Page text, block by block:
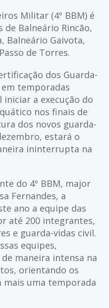
Militar (4º BBM) é
de Balneário Rincão,
Balneário Gaivota,
de Torres.
dos Guarda-
temporadas
a execução do
nos finais de
dos novos guarda-
estará o
ininterrupta na
do 4º BBM, major
Fernandes, a
ano a equipe das
até 200 integrantes,
e guarda-vidas civil.
equipes,
maneira intensa na
orientando os
mais uma temporada